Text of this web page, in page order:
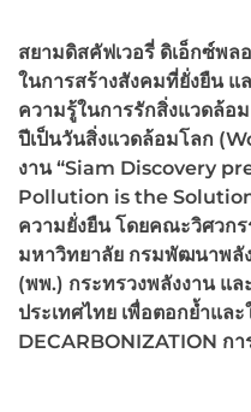
สยามดิสคัฟเวอรี่ ดิเอ็กซ์พล
ในการสร้างสังคมที่ยั่งยืน แ
ความรู้ในการรักสิ่งแวดล้อ
ปีเป็นวันสิ่งแวดล้อมโลก (
งาน “Siam Discovery
Pollution is the
ความยั่งยืน โดยคณะวิศวก
มหาวิทยาลัย กรมพัฒนาพลั
(พพ.) กระทรวงพลังงาน แ
ประเทศไทย เพื่อตอกย้ำแล
DECARBONIZATION กา